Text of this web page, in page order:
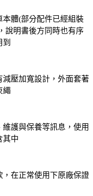
本體(部分配件已經組裝
說明書後方同時也有序
到
壓加寬設計，外面套著
繩
護與保養等訊息，使用
其中
在正常使用下原廠保證